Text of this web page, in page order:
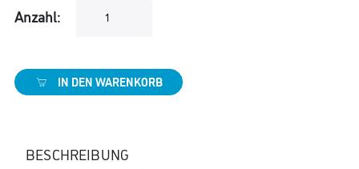
Anzahl:
IN DEN WARENKORB
BESCHREIBUNG